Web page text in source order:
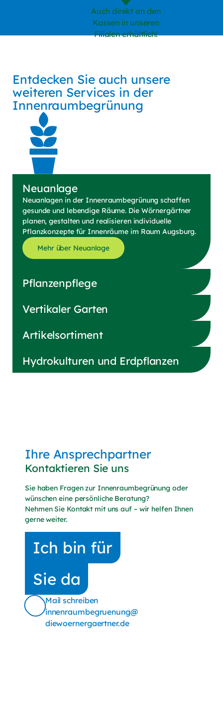
und akzeptiere sie.
Zur Sicherheitsprüfung verwenden wir
Google reCAPTCHA.
Senden
Auch direkt an den
Kassen in unseren
Filialen erhältlich!
Entdecken Sie auch unsere
weiteren Services in der
Innenraumbegrünung
Neuanlage
Neuanlagen in der Innenraumbegrünung schaffen
gesunde und lebendige Räume. Die Wörnergärtner
planen, gestalten und realisieren individuelle
Pflanzkonzepte für Innenräume im Raum Augsburg.
Mehr über Neuanlage
Pflanzenpflege
Vertikaler Garten
Artikelsortiment
Hydrokulturen und Erdpflanzen
Ihre Ansprechpartner
Kontaktieren Sie uns
Sie haben Fragen zur Innenraumbegrünung oder
wünschen eine persönliche Beratung?
Nehmen Sie Kontakt mit uns auf – wir helfen Ihnen
gerne weiter.
Ich bin für
Sie da
Mail schreiben
innenraumbegruenung@
diewoernergaertner.de